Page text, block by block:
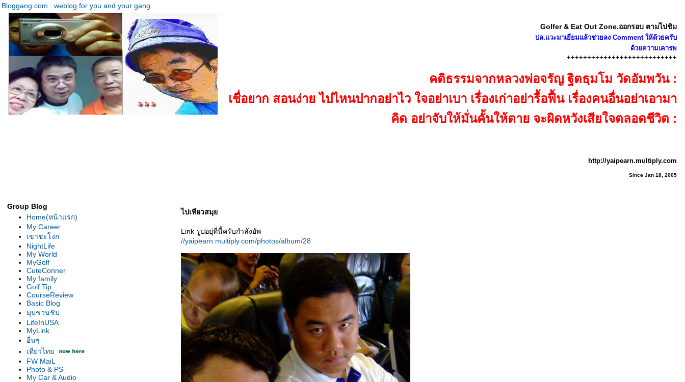
Bloggang.com : weblog for you and your gang
Golfer & Eat Out Zone.ออกรอบ ตามไปชิม
ปล.แวะมาเยี่ยมแล้วช่วยลง Comment ให้ด้วยครับ
ด้วยความเคารพ
+++++++++++++++++++++++++++
คติธรรมจากหลวงพ่อจรัญ ฐิตธฺมโม วัดอัมพวัน :
เชื่อยาก สอนง่าย ไปไหนปากอย่าไว ใจอย่าเบา เรื่องเก่าอย่ารื้อฟื้น เรื่องคนอื่นอย่าเอามา
คิด อย่าจับให้มั่นคั้นให้ตาย จะผิดหวังเสียใจตลอดชีวิต :
http://yaipearn.multiply.com
Since Jan 18, 2005
Group Blog
Home(หน้าแรก)
My Career
เขาชะโงก
NightLife
My World
MyGolf
CuteConner
My family
Golf Tip
CourseReview
Basic Blog
มุมชวนชิม
LifeInUSA
MyLink
อื่นๆ
เที่ยวไท
FW MaiL
Photo & PS
My Car & Audio
ไปเทียวสมุ
Link รูปอยุ่ที่นี้ครับกำลังอัพ
//yaipearn.multiply.com/photos/album/28